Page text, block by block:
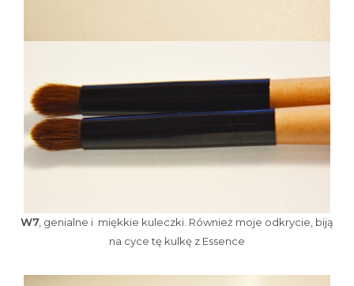
W7, genialne i miękkie kuleczki. Również moje odkrycie, biją
na cyce tę kulkę z Essence